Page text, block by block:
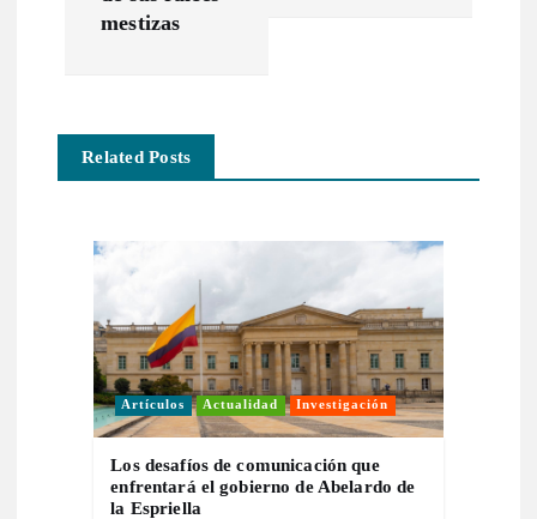
c
mestizas
Related Posts
Artículos Actualidad Investigación
Los desafíos de comunicación que
enfrentará el gobierno de Abelardo de
la Espriella